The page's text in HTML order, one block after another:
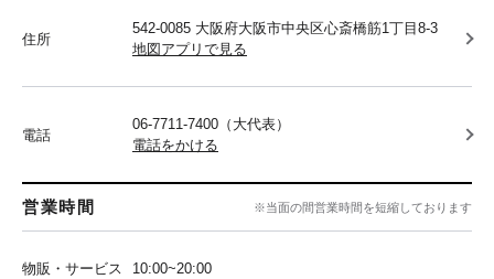
住所
542-0085 大阪府大阪市中央区心斎橋筋1丁目8-3
地図アプリで見る
電話
06-7711-7400（大代表）
電話をかける
営業時間 ※当面の間営業時間を短縮しております
物販・サービス 10:00~20:00